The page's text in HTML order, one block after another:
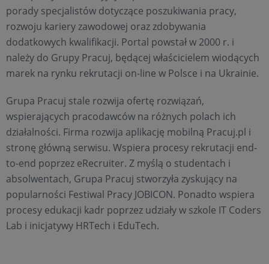
porady specjalistów dotyczące poszukiwania pracy,
rozwoju kariery zawodowej oraz zdobywania
dodatkowych kwalifikacji. Portal powstał w 2000 r. i
należy do Grupy Pracuj, będącej właścicielem wiodących
marek na rynku rekrutacji on-line w Polsce i na Ukrainie.
Grupa Pracuj stale rozwija ofertę rozwiązań,
wspierających pracodawców na różnych polach ich
działalności. Firma rozwija aplikację mobilną Pracuj.pl i
stronę główną serwisu. Wspiera procesy rekrutacji end-
to-end poprzez eRecruiter. Z myślą o studentach i
absolwentach, Grupa Pracuj stworzyła zyskujący na
popularności Festiwal Pracy JOBICON. Ponadto wspiera
procesy edukacji kadr poprzez udziały w szkole IT Coders
Lab i inicjatywy HRTech i EduTech.